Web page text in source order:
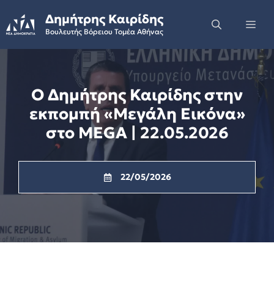
to
content
Δημήτρης Καιρίδης
Βουλευτής Βόρειου Τομέα Αθήνας
Ο Δημήτρης Καιρίδης στην
εκπομπή «Μεγάλη Εικόνα»
στο MEGA | 22.05.2026
22/05/2026